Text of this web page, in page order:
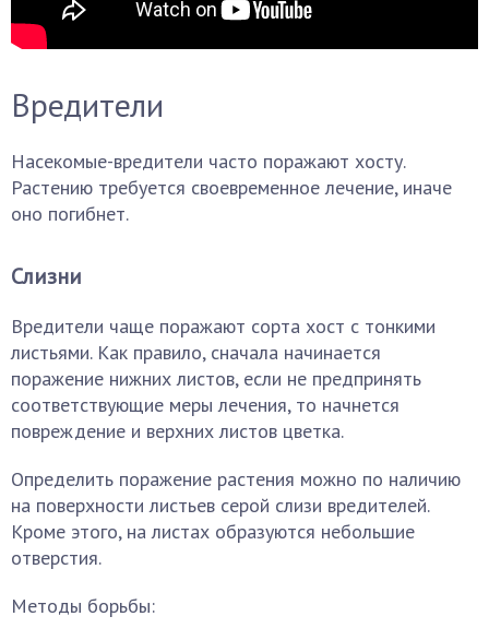
Вредители
Насекомые-вредители часто поражают хосту.
Растению требуется своевременное лечение, иначе
оно погибнет.
Слизни
Вредители чаще поражают сорта хост с тонкими
листьями. Как правило, сначала начинается
поражение нижних листов, если не предпринять
соответствующие меры лечения, то начнется
повреждение и верхних листов цветка.
Определить поражение растения можно по наличию
на поверхности листьев серой слизи вредителей.
Кроме этого, на листах образуются небольшие
отверстия.
Методы борьбы: